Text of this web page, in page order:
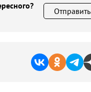
Отправить